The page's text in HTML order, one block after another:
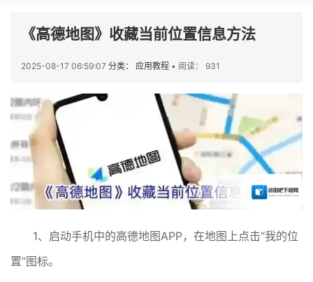
《高德地图》收藏当前位置信息方法
2025-08-17 06:59:07 分类： 应用教程 • 阅读： 931
1、启动手机中的高德地图APP，在地图上点击“我的位
置”图标。